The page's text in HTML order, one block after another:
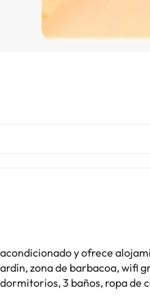
y ofrece
zona de barbacoa, wifi